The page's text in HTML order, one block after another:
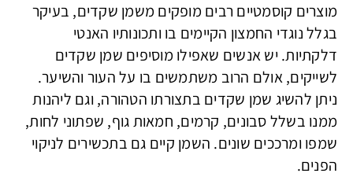
מוצרים קוסמטיים רבים מופקים משמן שקדים, בעיקר
בגלל נוגדי החמצון הקיימים בו ותכונותיו האנטי
דלקתיות. יש אנשים שאפילו מוסיפים שמן שקדים
לשייקים, אולם הרוב משתמשים בו על העור והשיער.
ניתן להשיג שמן שקדים בתצורתו הטהורה, וגם ליהנות
ממנו בשלל סבונים, קרמים, חמאות גוף, שפתוני לחות,
שמפו ומרככים שונים. השמן קיים גם בתכשירים לניקוי
הפנים.